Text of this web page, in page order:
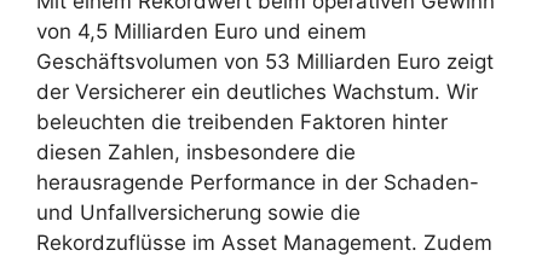
von 4,5 Milliarden Euro und einem
Geschäftsvolumen von 53 Milliarden Euro zeigt
der Versicherer ein deutliches Wachstum. Wir
beleuchten die treibenden Faktoren hinter
diesen Zahlen, insbesondere die
herausragende Performance in der Schaden-
und Unfallversicherung sowie die
Rekordzuflüsse im Asset Management. Zudem